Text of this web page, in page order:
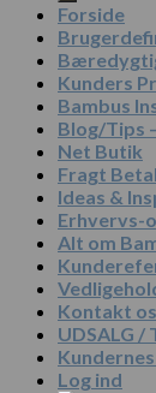
Forside
Kunders
Bambus
Blog/Tips
Net Butik
Fragt
Ideas &
Erhvervs-
Alt om
Kontakt os
UDSALG /
Log ind